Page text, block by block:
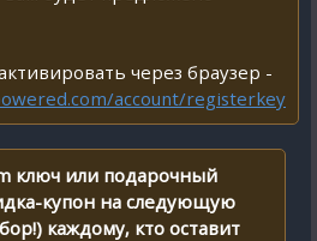
через браузер -
account/registerkey
ключ или подарочный
купон на следующую
каждому, кто оставит